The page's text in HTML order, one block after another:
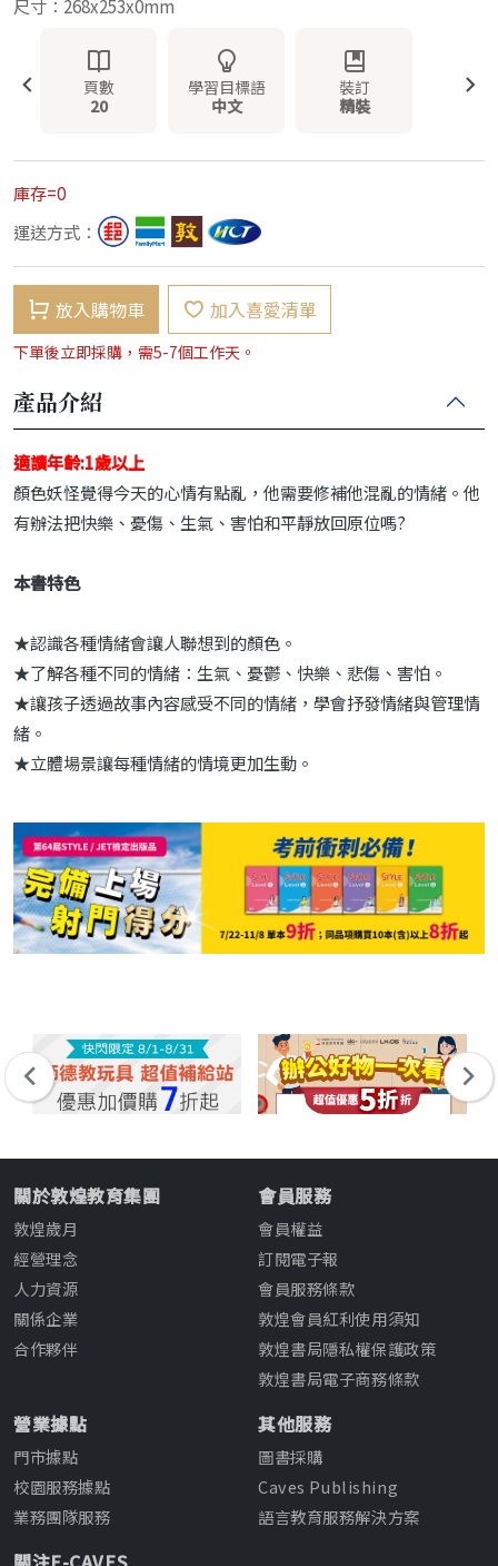
尺寸：268x253x0mm
頁數
20
學習目標語
中文
裝訂
精裝
庫存=0
運送方式：
放入購物車 加入喜愛清單
下單後立即採購，需5-7個工作天。
產品介紹
適讀年齡:1歲以上
顏色妖怪覺得今天的心情有點亂，他需要修補他混亂的情緒。他
有辦法把快樂、憂傷、生氣、害怕和平靜放回原位嗎?
本書特色
★認識各種情緒會讓人聯想到的顏色。
★了解各種不同的情緒：生氣、憂鬱、快樂、悲傷、害怕。
★讓孩子透過故事內容感受不同的情緒，學會抒發情緒與管理情
緒。
★立體場景讓每種情緒的情境更加生動。
關於敦煌教育集團
敦煌歲月
經營理念
人力資源
關係企業
合作夥伴
會員服務
會員權益
訂閱電子報
會員服務條款
敦煌會員紅利使用須知
敦煌書局隱私權保護政策
敦煌書局電子商務條款
營業據點
門市據點
校園服務據點
業務團隊服務
其他服務
圖書採購
Caves Publishing
語言教育服務解決方案